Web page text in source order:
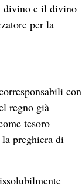
divino e il divino
per la
con
regno già
tesoro
preghiera di